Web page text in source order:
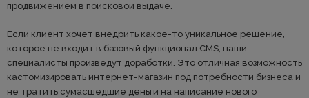
продвижением в поисковой выдаче.
Если клиент хочет внедрить какое-то уникальное решение,
которое не входит в базовый функционал CMS, наши
специалисты произведут доработки. Это отличная возможность
кастомизировать интернет-магазин под потребности бизнеса и
не тратить сумасшедшие деньги на написание нового